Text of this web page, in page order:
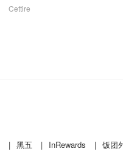
Cettire
| 黑五 | InRewards | 饭团